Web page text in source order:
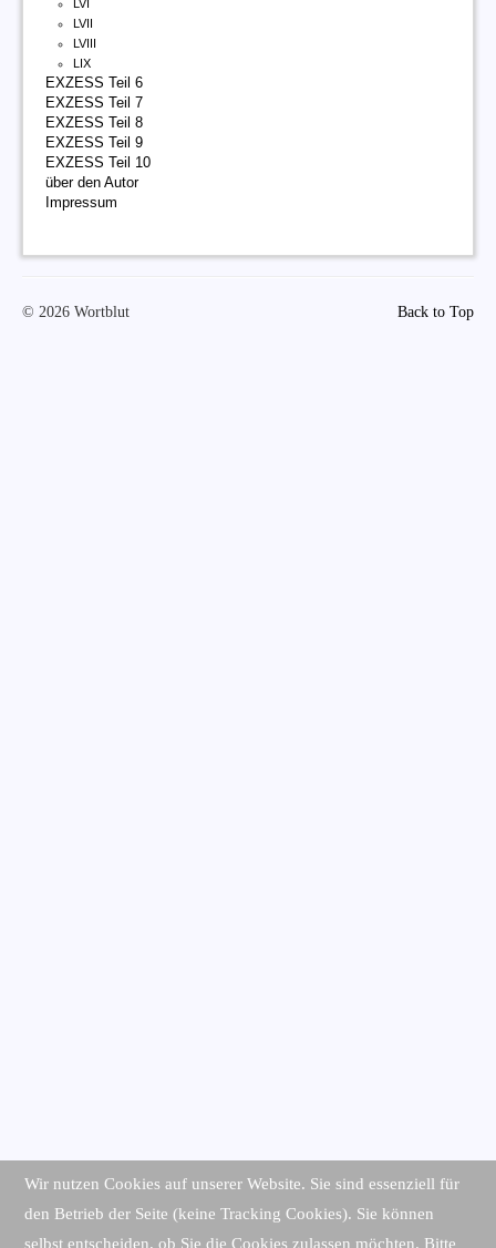
LVI
LVII
LVIII
LIX
EXZESS Teil 6
EXZESS Teil 7
EXZESS Teil 8
EXZESS Teil 9
EXZESS Teil 10
über den Autor
Impressum
Back to Top
© 2026 Wortblut
Wir nutzen Cookies auf unserer Website. Sie sind essenziell für
den Betrieb der Seite (keine Tracking Cookies). Sie können
selbst entscheiden, ob Sie die Cookies zulassen möchten. Bitte